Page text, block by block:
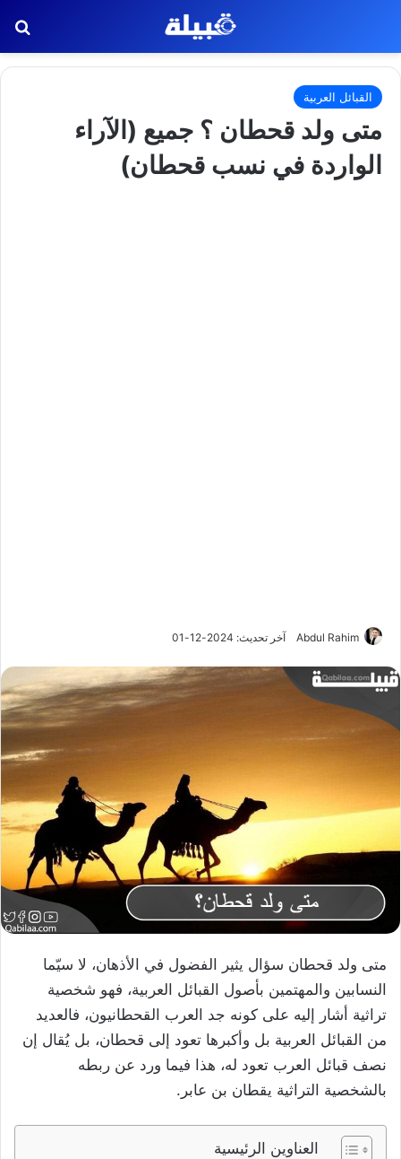
القبائل العربية
متى ولد قحطان ؟ جميع (الآراء
الواردة في نسب قحطان)
Abdul Rahim آخر تحديث: 2024-12-01
متى ولد قحطان سؤال يثير الفضول في الأذهان، لا سيّما
النسابين والمهتمين بأصول القبائل العربية، فهو شخصية
تراثية أشار إليه على كونه جد العرب القحطانيون، فالعديد
من القبائل العربية بل وأكبرها تعود إلى قحطان، بل يُقال إن
نصف قبائل العرب تعود له، هذا فيما ورد عن ربطه
بالشخصية التراثية يقطان بن عابر.
العناوين الرئيسية